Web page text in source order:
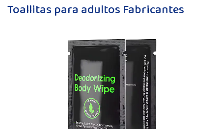
Toallitas para adultos Fabricantes